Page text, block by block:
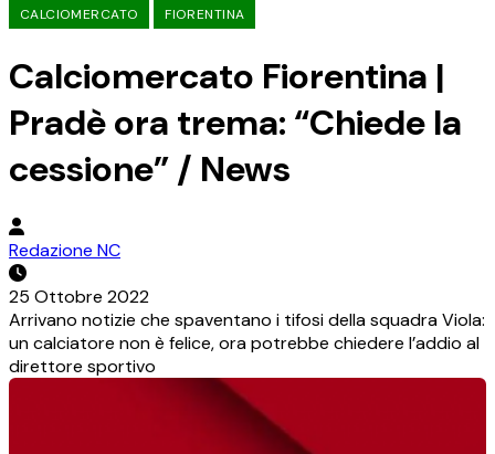
CALCIOMERCATO FIORENTINA
Calciomercato Fiorentina |
Pradè ora trema: “Chiede la
cessione” / News
Redazione NC
25 Ottobre 2022
Arrivano notizie che spaventano i tifosi della squadra Viola:
un calciatore non è felice, ora potrebbe chiedere l’addio al
direttore sportivo